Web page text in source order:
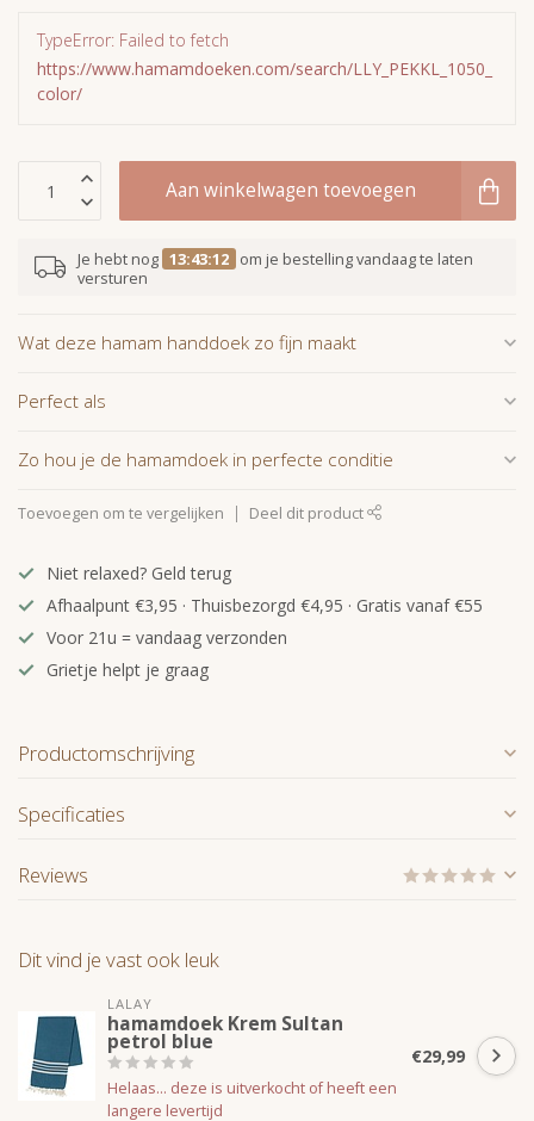
TypeError: Failed to fetch
https://www.hamamdoeken.com/search/LLY_PEKKL_1050_
color/
Aan winkelwagen toevoegen
Je hebt nog 13:43:11 om je bestelling vandaag te laten
versturen
Wat deze hamam handdoek zo fijn maakt
Perfect als
Zo hou je de hamamdoek in perfecte conditie
Toevoegen om te vergelijken Deel dit product
Niet relaxed? Geld terug
Afhaalpunt €3,95 · Thuisbezorgd €4,95 · Gratis vanaf €55
Voor 21u = vandaag verzonden
Grietje helpt je graag
Productomschrijving
Specificaties
Reviews
Dit vind je vast ook leuk
LALAY
hamamdoek Krem Sultan
petrol blue
Helaas... deze is uitverkocht of heeft een
langere levertijd
€29,99